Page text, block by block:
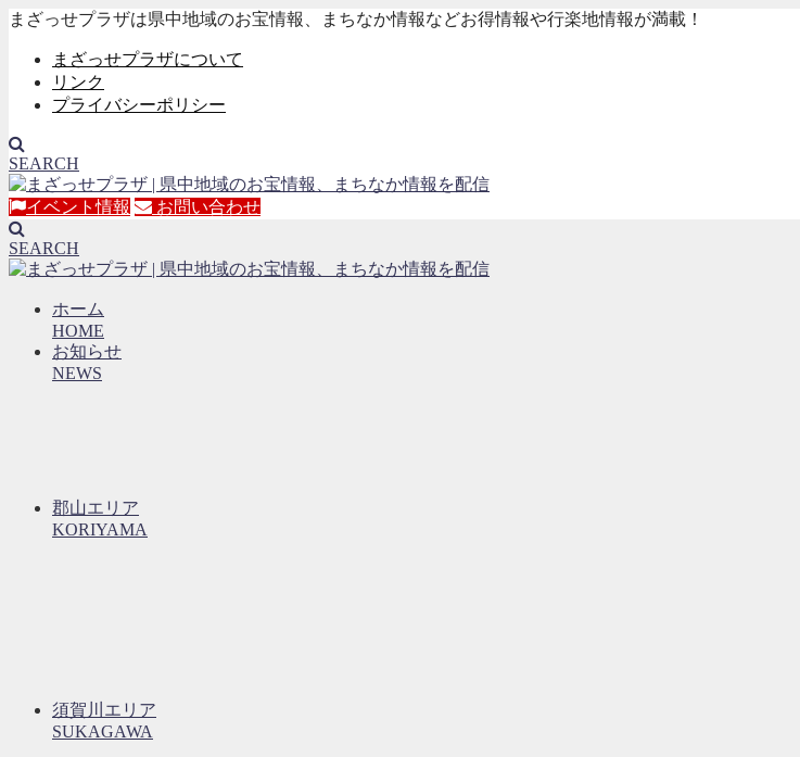
まざっせプラザは県中地域のお宝情報、まちなか情報などお得情報や行楽地情報が満載！
まざっせプラザについて
リンク
プライバシーポリシー
SEARCH
イベント情報 お問い合わせ
SEARCH
ホーム
HOME
お知らせ
NEWS
郡山エリア
KORIYAMA
須賀川エリア
SUKAGAWA